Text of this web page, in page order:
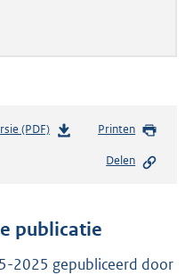
(PDF)b
n
s
Printen
Delen
publicatie
2025 gepubliceerd door